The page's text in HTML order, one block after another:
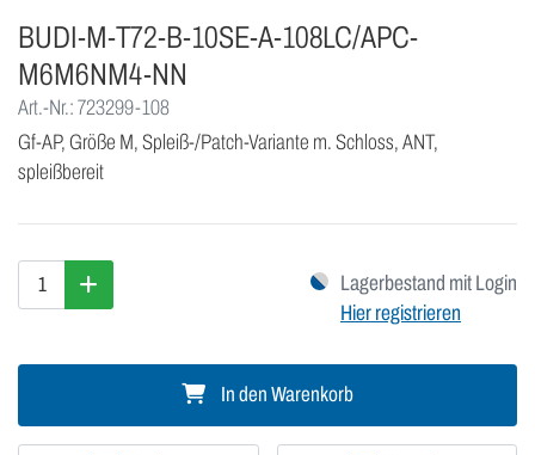
BUDI-M-T72-B-10SE-A-108LC/APC-
M6M6NM4-NN
Art.-Nr.: 723299-108
Gf-AP, Größe M, Spleiß-/Patch-Variante m. Schloss, ANT,
spleißbereit
Lagerbestand mit Login
Hier registrieren
In den Warenkorb